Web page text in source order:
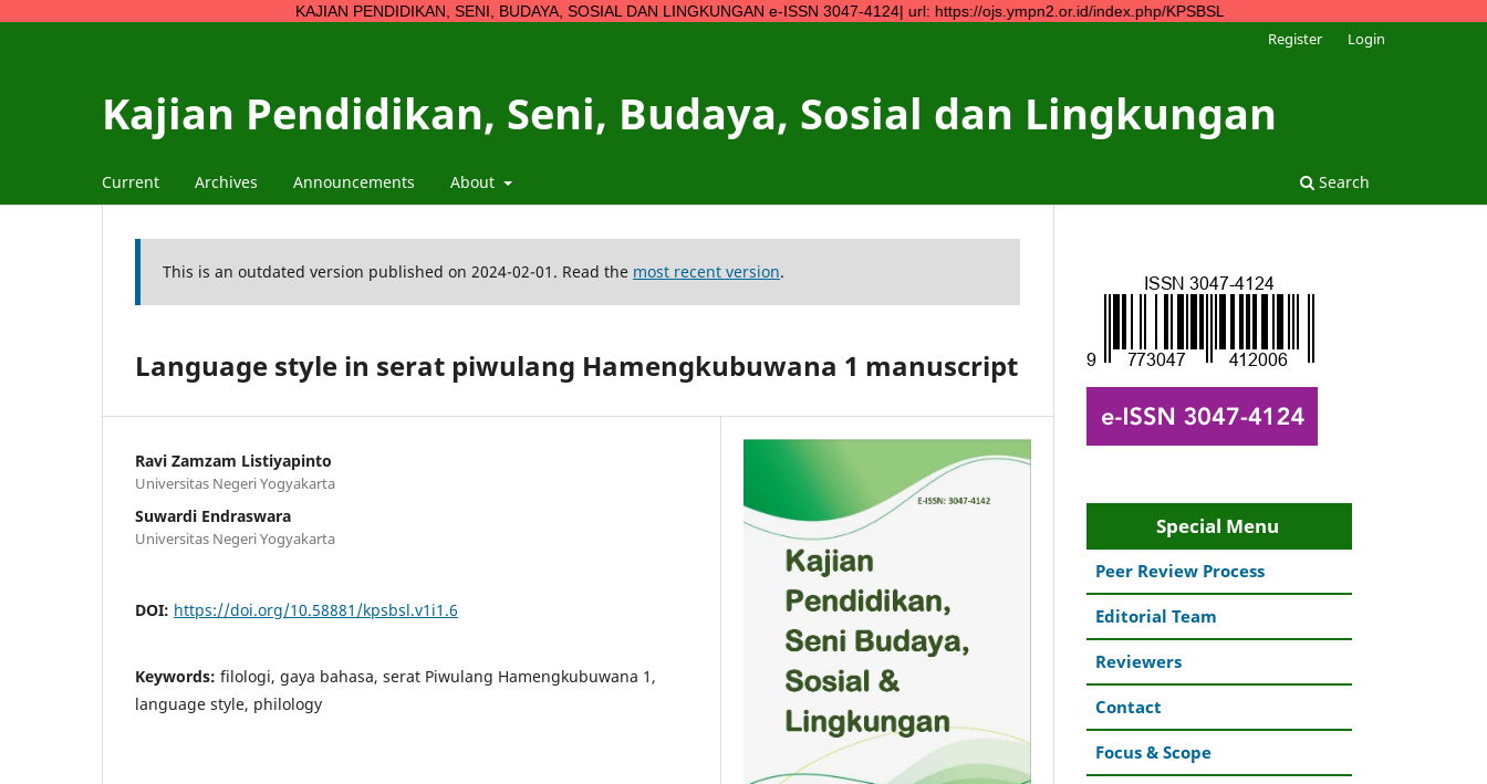
KAJIAN PENDIDIKAN, SENI, BUDAYA, SOSIAL DAN LINGKUNGAN e-ISSN 3047-4124| url: https://ojs.ympn2.or.id/index.php/KPSBSL
Kajian Pendidikan, Seni, Budaya, Sosial dan Lingkungan
Current Archives Announcements About Search
Register Login
This is an outdated version published on 2024-02-01. Read the most recent version.
Language style in serat piwulang Hamengkubuwana 1 manuscript
Ravi Zamzam Listiyapinto
Universitas Negeri Yogyakarta
Suwardi Endraswara
Universitas Negeri Yogyakarta
DOI: https://doi.org/10.58881/kpsbsl.v1i1.6
Keywords: filologi, gaya bahasa, serat Piwulang Hamengkubuwana 1,
language style, philology
Special Menu
Peer Review Process
Editorial Team
Reviewers
Contact
Focus & Scope